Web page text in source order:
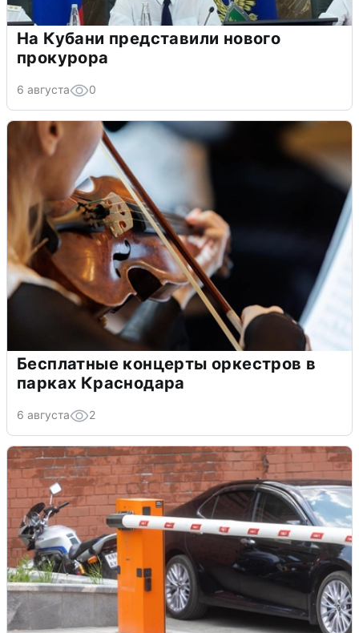
На Кубани представили нового
прокурора
6 августа 0
Бесплатные концерты оркестров в
парках Краснодара
6 августа 2